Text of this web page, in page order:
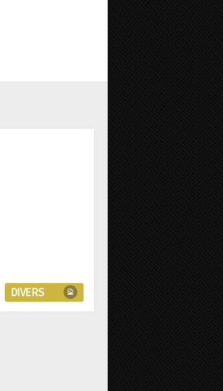
DIVERS